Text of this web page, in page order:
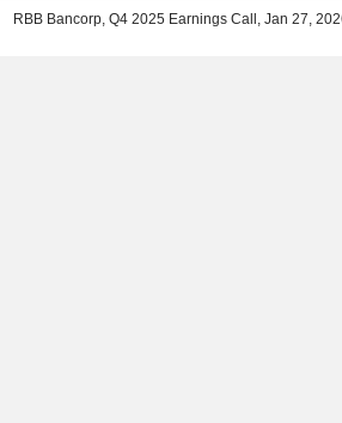
RBB Bancorp, Q4 2025 Earnings Call, Jan 27,